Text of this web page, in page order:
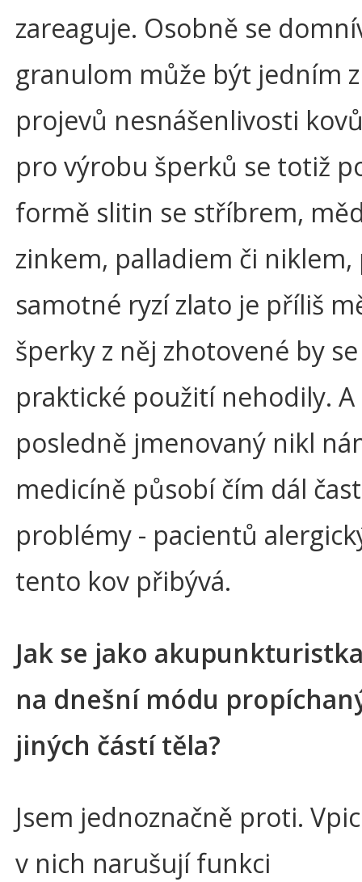
zareaguje. Osobně se
granulom může být jedním
projevů nesnášenlivosti
pro výrobu šperků se totiž
formě slitin se stříbrem,
zinkem, palladiem či
samotné ryzí zlato je příliš
šperky z něj zhotovené by
praktické použití nehodily. A
posledně jmenovaný nikl
medicíně působí čím dál
problémy - pacientů
tento kov přibývá.
Jak se jako
na dnešní módu
jiných částí těla?
Jsem jednoznačně proti.
v nich narušují funkci